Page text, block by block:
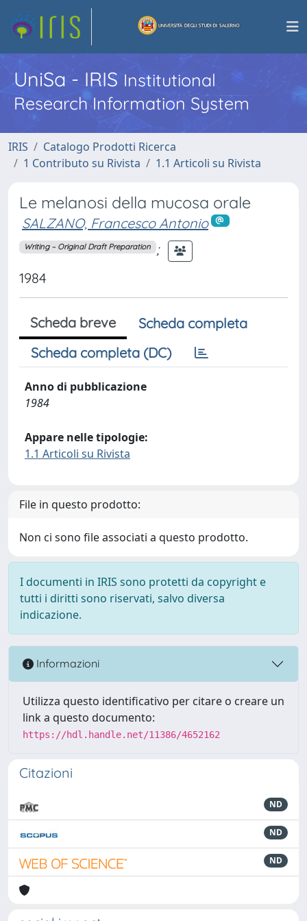
UniSa - IRISInstitutional
Research Information System
IRIS
Catalogo Prodotti Ricerca
1 Contributo su Rivista
1.1 Articoli su Rivista
Le melanosi della mucosa orale
SALZANO, Francesco Antonio
Writing – Original Draft Preparation ;
1984
Scheda breve
Scheda completa
Scheda completa (DC)
Anno di pubblicazione
1984
Appare nelle tipologie:
1.1 Articoli su Rivista
File in questo prodotto:
Non ci sono file associati a questo prodotto.
I documenti in IRIS sono protetti da copyright e
tutti i diritti sono riservati, salvo diversa
indicazione.
Informazioni
Utilizza questo identificativo per citare o creare un
link a questo documento:
https://hdl.handle.net/11386/4652162
Citazioni
ND
ND
ND